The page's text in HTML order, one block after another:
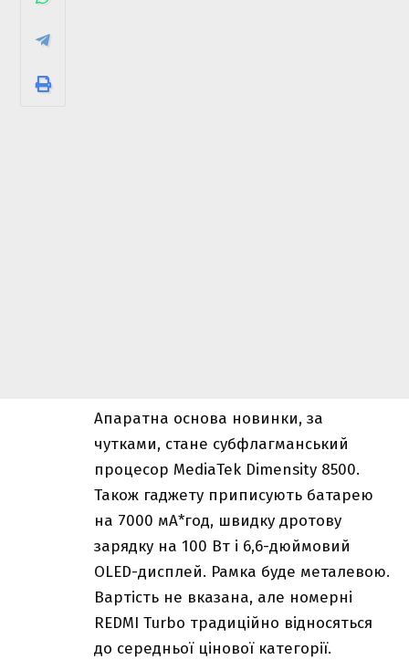
Апаратна основа новинки, за
чутками, стане субфлагманський
процесор MediaTek Dimensity 8500.
Також гаджету приписують батарею
на 7000 мА*год, швидку дротову
зарядку на 100 Вт і 6,6-дюймовий
OLED-дисплей. Рамка буде металевою.
Вартість не вказана, але номерні
REDMI Turbo традиційно відносяться
до середньої цінової категорії.